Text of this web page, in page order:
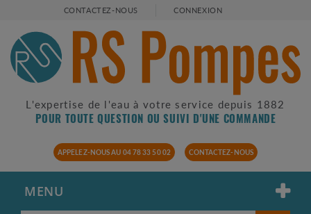
CONTACTEZ-NOUS CONNEXION
L'expertise de l'eau à votre service depuis 1882
POUR TOUTE QUESTION OU SUIVI D'UNE COMMANDE
APPELEZ-NOUS AU 04 78 33 50 02 CONTACTEZ-NOUS
MENU